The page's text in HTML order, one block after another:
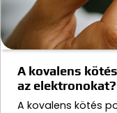
A kovalens
az elektronokat?
A kovalens kötés